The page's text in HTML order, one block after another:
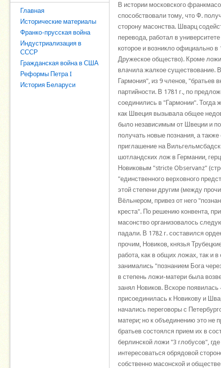
Главная
Исторические материалы
Франко-прусская война
Индустриализация в
СССР
Гражданская война в США
Реформы Петра I
История Беларуси
В истории московского
способствовали тому, что Ф.
сторону масонства. Шварц
перевода, работал в
которое и возникло официально
Дружеское общество). Кроме
влачила жалкое существование.
Гармония", из 9 членов, "братьев
партийности. В 1781 г., по
соединились в "Гармонии". Тогда
как Швеция вызывала общее
было независимым от Швеции и
получать новые познания, а
приглашение на
шотландских лож в Германии,
Новиковым "stricte Observanz"
"единственного верховного
этой степени другим (между
Вёльнером, привез от него
креста". По решению конвента,
масонство организовалось
падали. В 1782 г. составился
прочим, Новиков, князья
работа, как в общих ложах, так и
занимались "познанием Бога
в степень ложи-матери была
занял Новиков. Вскоре
присоединилась к Новикову и
начались переговоры с
матери; но к объединению это не
братьев состоялся прием их в
берлинской ложи "3 глобусов",
интересоваться обрядовой
собственно масонской и